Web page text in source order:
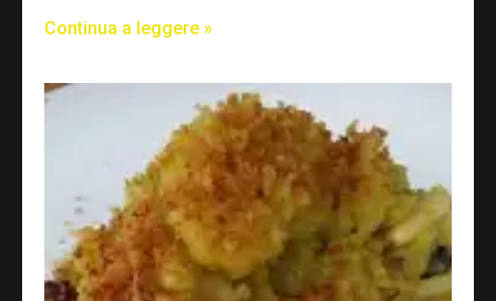
Continua a leggere »